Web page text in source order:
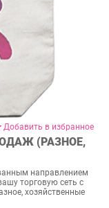
Добавить в избранное
(РАЗНОЕ,
направлением
торговую сеть с
хозяйственные